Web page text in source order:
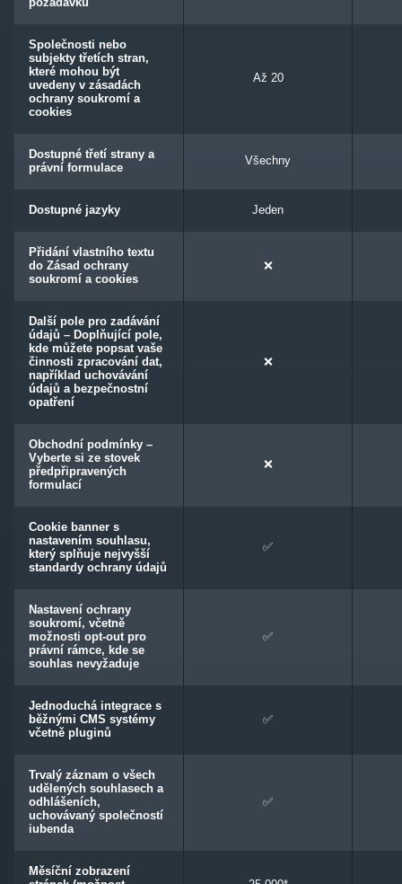
požadavků
Společnosti nebo
subjekty třetích stran,
které mohou být
uvedeny v zásadách
ochrany soukromí a
cookies
Až 20
Dostupné třetí strany a
právní formulace
Všechny
Dostupné jazyky Jeden
Přidání vlastního textu
do Zásad ochrany
soukromí a cookies
❌
Další pole pro zadávání
údajů – Doplňující pole,
kde můžete popsat vaše
činnosti zpracování dat,
například uchovávání
údajů a bezpečnostní
opatření
❌
Obchodní podmínky –
Vyberte si ze stovek
předpřipravených
formulací
❌
Cookie banner s
nastavením souhlasu,
který splňuje nejvyšší
standardy ochrany údajů
✅
Nastavení ochrany
soukromí, včetně
možnosti opt-out pro
právní rámce, kde se
souhlas nevyžaduje
✅
Jednoduchá integrace s
běžnými CMS systémy
včetně pluginů
✅
Trvalý záznam o všech
udělených souhlasech a
odhlášeních,
uchovávaný společností
iubenda
✅
Měsíční zobrazení